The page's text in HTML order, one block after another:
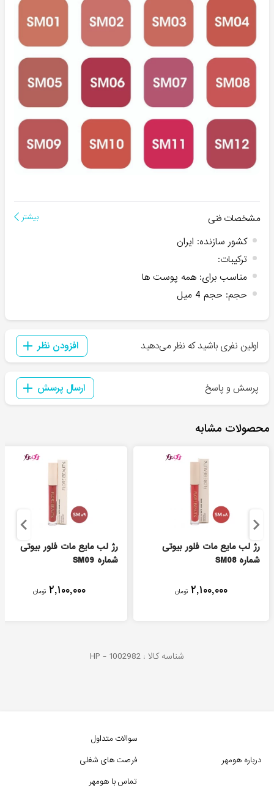
مشخصات فنی بیشتر
کشور سازنده: ایران
ترکیبات:
مناسب برای: همه پوست ها
حجم: حجم 4 میل
اولین نفری باشید که نظر می‌دهید افزودن نظر
پرسش و پاسخ ارسال پرسش
محصولات مشابه
رژ لب مایع مات فلور بیوتی
شماره SM08
۲,۱۰۰,۰۰۰ تومان
رژ لب مایع مات فلور بیوتی
شماره SM09
۲,۱۰۰,۰۰۰ تومان
شناسه کالا : HP - 1002982
درباره هومهر
سوالات متداول
فرصت های شغلی
تماس با هومهر